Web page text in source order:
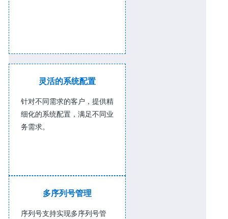
灵活的系统配置
针对不同需求的客户，提供精
细化的系统配置，满足不同业
务需求。
多序列号管理
序列号支持实现多序列号管